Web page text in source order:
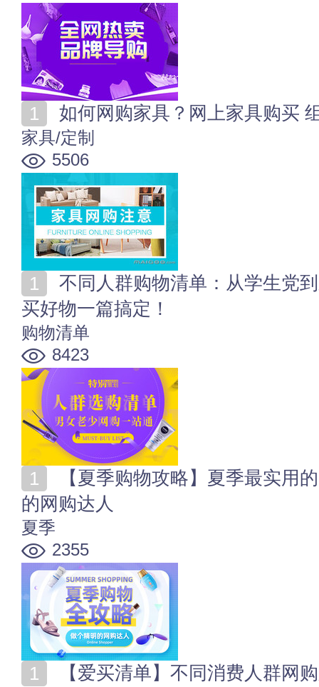
如何网购家具？网上家具购买
家具/定制
5506
买好物一篇搞定！
购物清单
8423
的网购达人
夏季
2355